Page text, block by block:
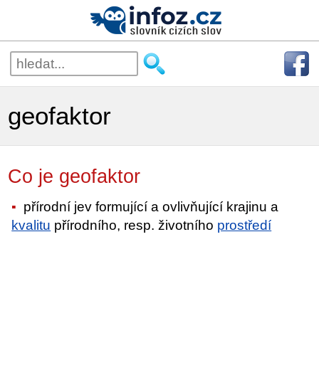
geofaktor
Co je geofaktor
přírodní jev formující a ovlivňující krajinu a
kvalitu přírodního, resp. životního prostředí